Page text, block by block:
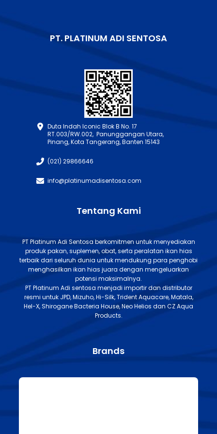
PT. PLATINUM ADI SENTOSA
Duta Indah Iconic Blok B No. 17
RT.003/RW.002, Panunggangan Utara,
Pinang, Kota Tangerang, Banten 15143
(021) 29866646
info@platinumadisentosa.com
Tentang Kami
PT Platinum Adi Sentosa berkomitmen untuk menyediakan
produk pakan, suplemen, obat, serta peralatan ikan hias
terbaik dari seluruh dunia untuk mendukung para penghobi
menghasilkan ikan hias juara dengan mengeluarkan
potensi maksimalnya.
PT Platinum Adi sentosa menjadi importir dan distributor
resmi untuk JPD, Mizuho, Hi-Silk, Trident Aquacare, Matala,
Hel-X, Shirogane Bacteria House, Neo Helios dan CZ Aqua
Products.
Brands